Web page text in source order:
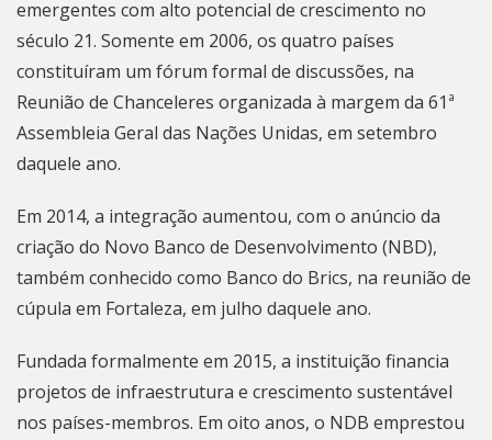
emergentes com alto potencial de crescimento no
século 21. Somente em 2006, os quatro países
constituíram um fórum formal de discussões, na
Reunião de Chanceleres organizada à margem da 61ª
Assembleia Geral das Nações Unidas, em setembro
daquele ano.
Em 2014, a integração aumentou, com o anúncio da
criação do Novo Banco de Desenvolvimento (NBD),
também conhecido como Banco do Brics, na reunião de
cúpula em Fortaleza, em julho daquele ano.
Fundada formalmente em 2015, a instituição financia
projetos de infraestrutura e crescimento sustentável
nos países-membros. Em oito anos, o NDB emprestou